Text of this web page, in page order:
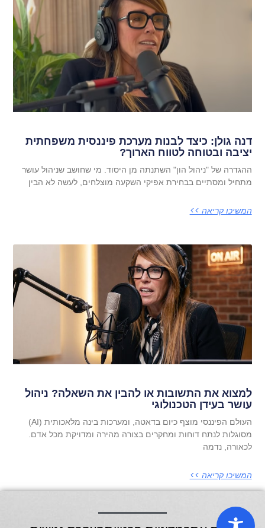
דנה גולן: כיצד לבנות מערכת פיננסית משפחתית
יציבה ובטוחה לטווח הארוך?
ההגדרה של "ניהול הון" השתנתה מן היסוד. מי שחושב שניהול עושר
מתחיל ומסתיים בבחירת אפיקי השקעה מוצלחים, לעשה לא הבין
המשיכו קריאה >>
למצוא את התשובות או להבין את השאלה? ניהול
עושר בעידן הטכנולוגי
העולם הפיננסי מוצף כיום בדאטה, ומערכות בינה מלאכותית (AI)
מסוגלות לנתח דוחות ומחקרים בצורה מהירה ומדויקת מכל אדם.
לכאורה, נדמה
המשיכו קריאה >>